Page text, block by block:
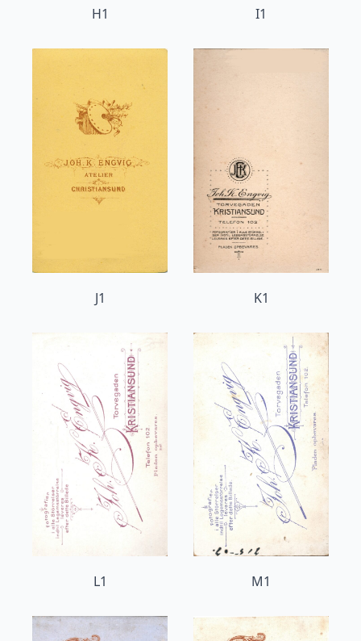
H1 I1
J1 K1
L1 M1